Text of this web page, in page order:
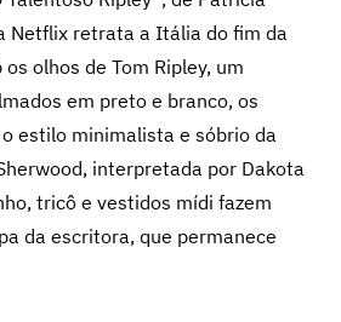
Netflix retrata a Itália do fim da
olhos de Tom Ripley, um
em preto e branco, os
estilo minimalista e sóbrio da
interpretada por Dakota
tricô e vestidos mídi fazem
da escritora, que permanece